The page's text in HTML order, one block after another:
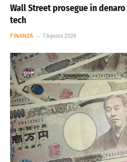
Wall Street prosegue in
tech
FINANZA 7 Agosto 2026